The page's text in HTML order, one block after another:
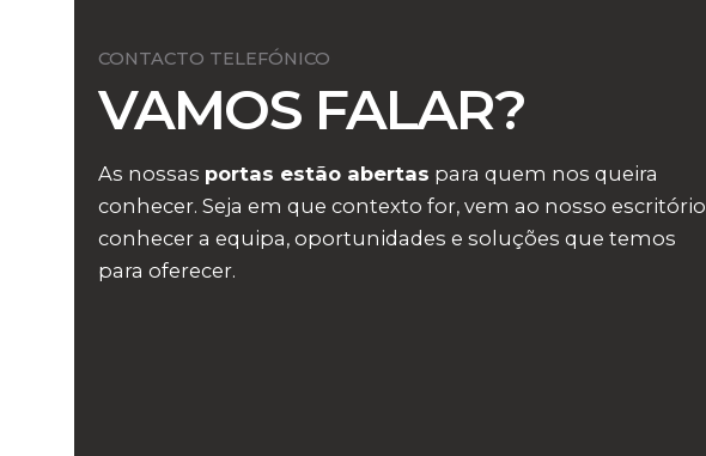
CONTACTO TELEFÓNICO
VAMOS FALAR?
As nossas portas estão abertas para quem nos queira
conhecer. Seja em que contexto for, vem ao nosso escritório
conhecer a equipa, oportunidades e soluções que temos
para oferecer.